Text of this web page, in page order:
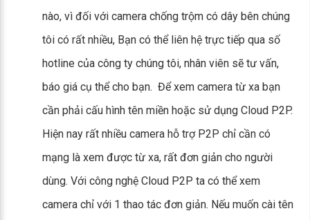
nào, vì đối với camera chống trộm có dây bên chúng
tôi có rất nhiều, Bạn có thể liên hệ trực tiếp qua số
hotline của công ty chúng tôi, nhân viên sẽ tư vấn,
báo giá cụ thể cho bạn. Để xem camera từ xa bạn
cần phải cấu hình tên miền hoặc sử dụng Cloud P2P.
Hiện nay rất nhiều camera hỗ trợ P2P chỉ cần có
mạng là xem được từ xa, rất đơn giản cho người
dùng. Với công nghệ Cloud P2P ta có thể xem
camera chỉ với 1 thao tác đơn giản. Nếu muốn cài tên